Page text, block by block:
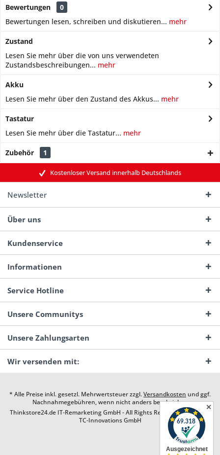
Bewertungen
0
Bewertungen lesen, schreiben und diskutieren... mehr
Zustand
Lesen Sie mehr über die von uns verwendeten
Zustandsbeschreibungen... mehr
Akku
Lesen Sie mehr über den Zustand des Akkus... mehr
Tastatur
Lesen Sie mehr über die Tastatur... mehr
Zubehör 1
Kostenloser Versand innerhalb Deutschlands
Newsletter
Über uns
Kundenservice
Informationen
Service Hotline
Unsere Communitys
Unsere Zahlungsarten
Wir versenden mit:
* Alle Preise inkl. gesetzl. Mehrwertsteuer zzgl.Versandkosten und ggf.
Nachnahmegebühren, wenn nicht anders beschrieben
Thinkstore24.de IT-Remarketing GmbH - All Rights Reserved. Design by
TC-Innovations GmbH
✕